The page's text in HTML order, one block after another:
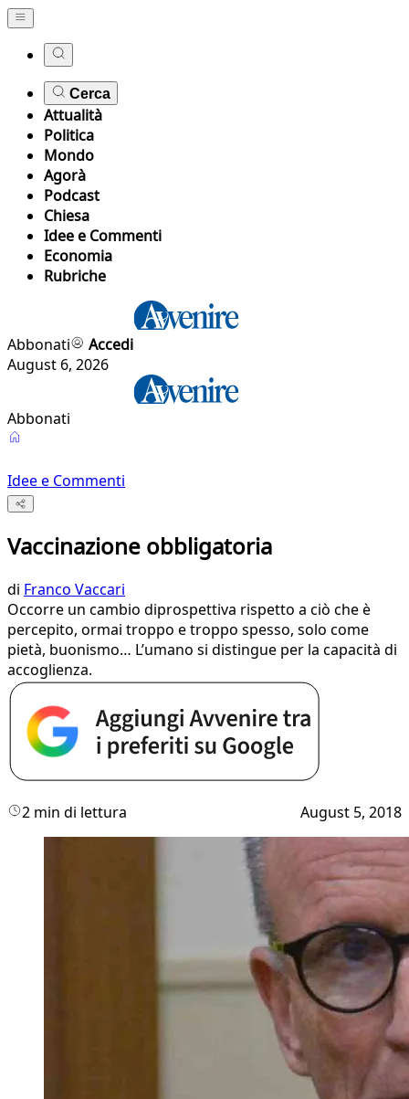
Cerca
Attualità
Politica
Mondo
Agorà
Podcast
Chiesa
Idee e Commenti
Economia
Rubriche
Abbonati
Accedi
August 6, 2026
Abbonati
Idee e Commenti
Vaccinazione obbligatoria
di Franco Vaccari
Occorre un cambio diprospettiva rispetto a ciò che è
percepito, ormai troppo e troppo spesso, solo come
pietà, buonismo… L’umano si distingue per la capacità di
accoglienza.
2 min di lettura August 5, 2018